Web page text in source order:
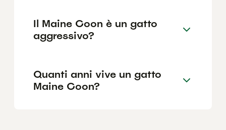
Il Maine Coon è un gatto
aggressivo?
Quanti anni vive un gatto
Maine Coon?